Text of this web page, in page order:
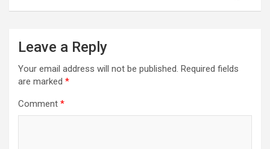
Leave a Reply
Your email address will not be published. Required fields
are marked *
Comment *